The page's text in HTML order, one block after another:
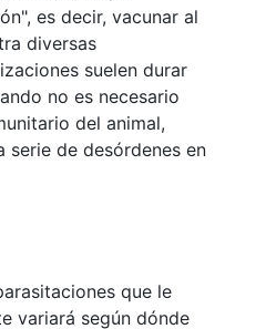
es decir, vacunar al
diversas
suelen durar
no es necesario
del animal,
serie de desórdenes en
que le
variará según dónde